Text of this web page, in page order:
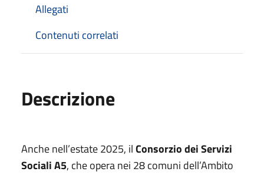
Allegati
Contenuti correlati
Descrizione
Anche nell’estate 2025, ilConsorzio dei Servizi
Sociali A5, che opera nei 28 comuni dell’Ambito